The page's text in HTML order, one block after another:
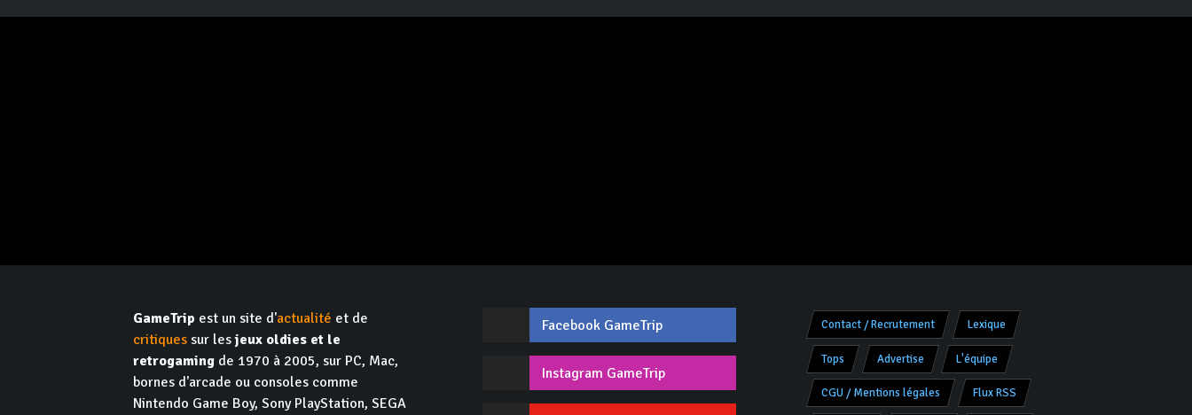
GameTrip est un site d'actualité et de
critiques sur lesjeux oldies et le
retrogaming de 1970 à 2005, sur PC, Mac,
bornes d'arcade ou consoles comme
Nintendo Game Boy, Sony PlayStation, SEGA
Facebook GameTrip
Instagram GameTrip
Contact / Recrutement Lexique
Tops Advertise L'équipe
CGU / Mentions légales Flux RSS